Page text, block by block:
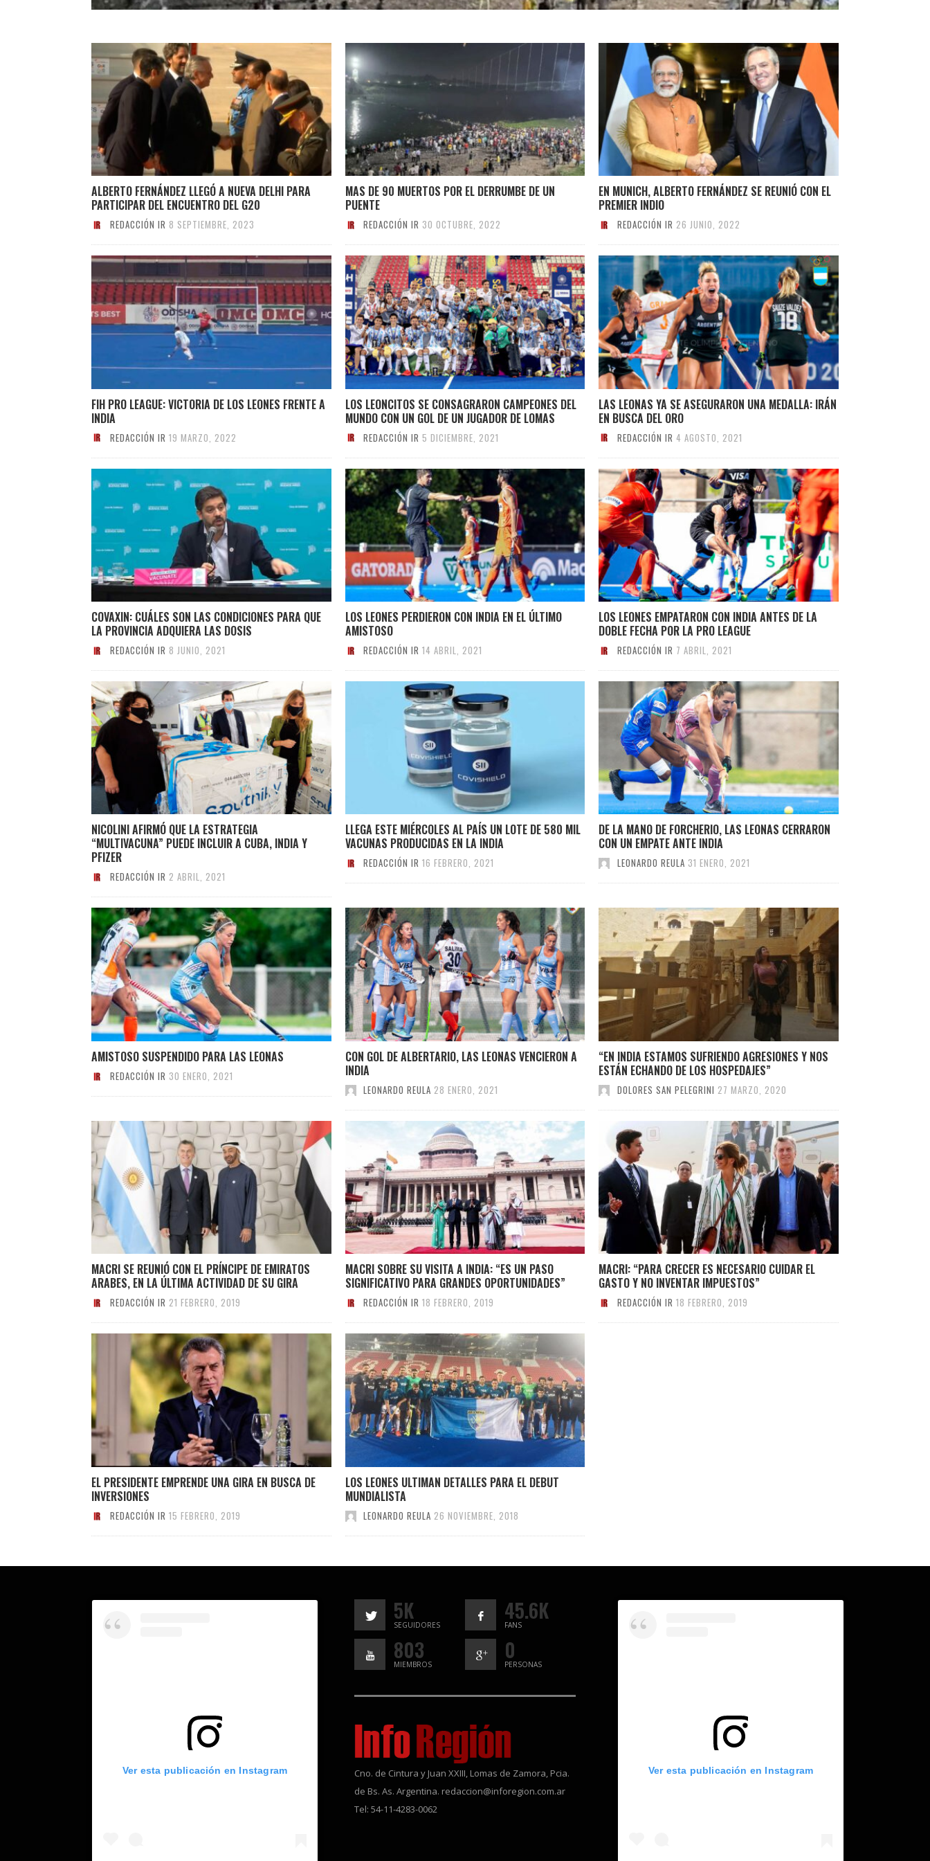
ALBERTO FERNÁNDEZ LLEGÓ A NUEVA DELHI PARA
PARTICIPAR DEL ENCUENTRO DEL G20
REDACCIÓN IR 8 SEPTIEMBRE, 2023
MAS DE 90 MUERTOS POR EL DERRUMBE DE UN
PUENTE
REDACCIÓN IR 30 OCTUBRE, 2022
EN MUNICH, ALBERTO FERNÁNDEZ SE REUNIÓ CON EL
PREMIER INDIO
REDACCIÓN IR 26 JUNIO, 2022
FIH PRO LEAGUE: VICTORIA DE LOS LEONES FRENTE A
INDIA
REDACCIÓN IR 19 MARZO, 2022
LOS LEONCITOS SE CONSAGRARON CAMPEONES DEL
MUNDO CON UN GOL DE UN JUGADOR DE LOMAS
REDACCIÓN IR 5 DICIEMBRE, 2021
LAS LEONAS YA SE ASEGURARON UNA MEDALLA: IRÁN
EN BUSCA DEL ORO
REDACCIÓN IR 4 AGOSTO, 2021
COVAXIN: CUÁLES SON LAS CONDICIONES PARA QUE
LA PROVINCIA ADQUIERA LAS DOSIS
REDACCIÓN IR 8 JUNIO, 2021
LOS LEONES PERDIERON CON INDIA EN EL ÚLTIMO
AMISTOSO
REDACCIÓN IR 14 ABRIL, 2021
LOS LEONES EMPATARON CON INDIA ANTES DE LA
DOBLE FECHA POR LA PRO LEAGUE
REDACCIÓN IR 7 ABRIL, 2021
NICOLINI AFIRMÓ QUE LA ESTRATEGIA
“MULTIVACUNA” PUEDE INCLUIR A CUBA, INDIA Y
PFIZER
REDACCIÓN IR 2 ABRIL, 2021
LLEGA ESTE MIÉRCOLES AL PAÍS UN LOTE DE 580 MIL
VACUNAS PRODUCIDAS EN LA INDIA
REDACCIÓN IR 16 FEBRERO, 2021
DE LA MANO DE FORCHERIO, LAS LEONAS CERRARON
CON UN EMPATE ANTE INDIA
LEONARDO REULA 31 ENERO, 2021
AMISTOSO SUSPENDIDO PARA LAS LEONAS
REDACCIÓN IR 30 ENERO, 2021
CON GOL DE ALBERTARIO, LAS LEONAS VENCIERON A
INDIA
LEONARDO REULA 28 ENERO, 2021
“EN INDIA ESTAMOS SUFRIENDO AGRESIONES Y NOS
ESTÁN ECHANDO DE LOS HOSPEDAJES”
DOLORES SAN PELEGRINI 27 MARZO, 2020
MACRI SE REUNIÓ CON EL PRÍNCIPE DE EMIRATOS
ARABES, EN LA ÚLTIMA ACTIVIDAD DE SU GIRA
REDACCIÓN IR 21 FEBRERO, 2019
MACRI SOBRE SU VISITA A INDIA: “ES UN PASO
SIGNIFICATIVO PARA GRANDES OPORTUNIDADES”
REDACCIÓN IR 18 FEBRERO, 2019
MACRI: “PARA CRECER ES NECESARIO CUIDAR EL
GASTO Y NO INVENTAR IMPUESTOS”
REDACCIÓN IR 18 FEBRERO, 2019
EL PRESIDENTE EMPRENDE UNA GIRA EN BUSCA DE
INVERSIONES
REDACCIÓN IR 15 FEBRERO, 2019
LOS LEONES ULTIMAN DETALLES PARA EL DEBUT
MUNDIALISTA
LEONARDO REULA 26 NOVIEMBRE, 2018
Ver esta publicación en Instagram
5K
SEGUIDORES
45.6K
FANS
803
MIEMBROS
0
PERSONAS
Cno. de Cintura y Juan XXIII, Lomas de Zamora, Pcia.
de Bs. As. Argentina. redaccion@inforegion.com.ar
Tel: 54-11-4283-0062
Ver esta publicación en Instagram